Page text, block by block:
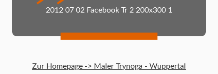
2012 07 02 Facebook Tr 2 200x300 1
Zur Homepage -> Maler Trynoga - Wuppertal